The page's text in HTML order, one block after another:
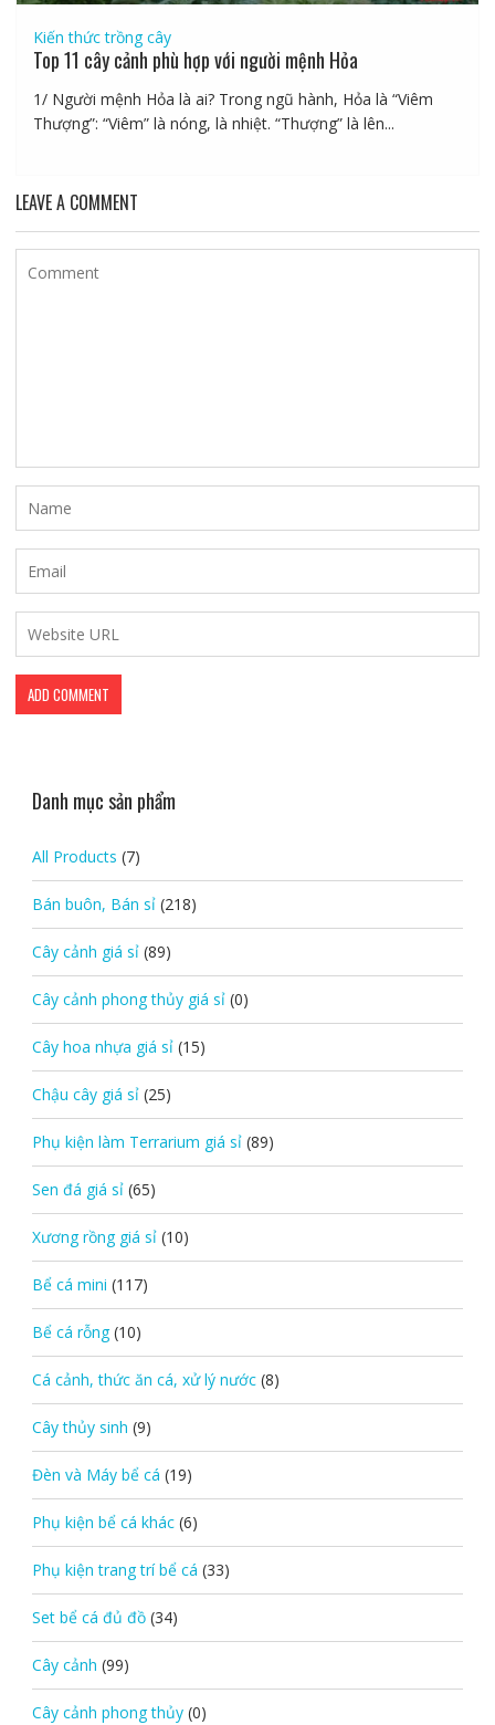
Kiến thức trồng cây
Top 11 cây cảnh phù hợp với người mệnh Hỏa
1/ Người mệnh Hỏa là ai? Trong ngũ hành, Hỏa là “Viêm
Thượng”: “Viêm” là nóng, là nhiệt. “Thượng” là lên...
LEAVE A COMMENT
Danh mục sản phẩm
All Products (7)
Bán buôn, Bán sỉ (218)
Cây cảnh giá sỉ (89)
Cây cảnh phong thủy giá sỉ (0)
Cây hoa nhựa giá sỉ (15)
Chậu cây giá sỉ (25)
Phụ kiện làm Terrarium giá sỉ (89)
Sen đá giá sỉ (65)
Xương rồng giá sỉ (10)
Bể cá mini (117)
Bể cá rỗng (10)
Cá cảnh, thức ăn cá, xử lý nước (8)
Cây thủy sinh (9)
Đèn và Máy bể cá (19)
Phụ kiện bể cá khác (6)
Phụ kiện trang trí bể cá (33)
Set bể cá đủ đồ (34)
Cây cảnh (99)
Cây cảnh phong thủy (0)